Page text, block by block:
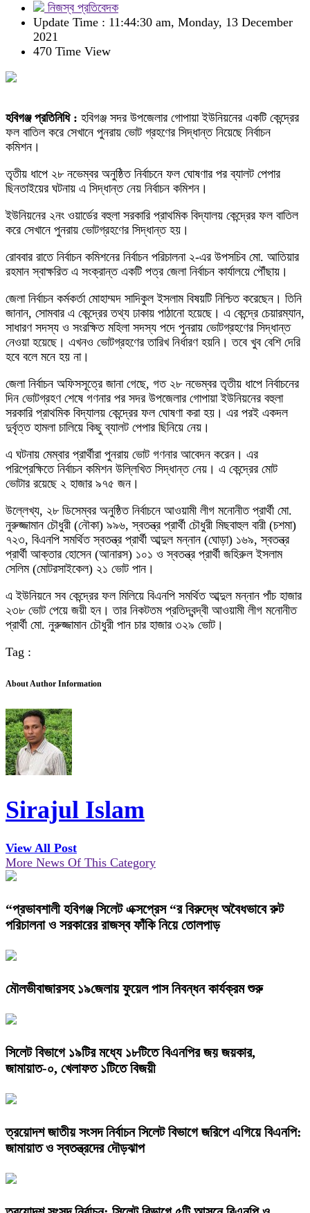
নিজস্ব প্রতিবেদক
Update Time : 11:44:30 am, Monday, 13 December
2021
470 Time View
হবিগঞ্জ প্রতিনিধি : হবিগঞ্জ সদর উপজেলার গোপায়া ইউনিয়নের একটি কেন্দ্রের
ফল বাতিল করে সেখানে পুনরায় ভোট গ্রহণের সিদ্ধান্ত নিয়েছে নির্বাচন
কমিশন।
তৃতীয় ধাপে ২৮ নভেম্বর অনুষ্ঠিত নির্বাচনে ফল ঘোষণার পর ব্যালট পেপার
ছিনতাইয়ের ঘটনায় এ সিদ্ধান্ত নেয় নির্বাচন কমিশন।
ইউনিয়নের ২নং ওয়ার্ডের বহুলা সরকারি প্রাথমিক বিদ্যালয় কেন্দ্রের ফল বাতিল
করে সেখানে পুনরায় ভোটগ্রহণের সিদ্ধান্ত হয়।
রোববার রাতে নির্বাচন কমিশনের নির্বাচন পরিচালনা ২-এর উপসচিব মো. আতিয়ার
রহমান স্বাক্ষরিত এ সংক্রান্ত একটি পত্র জেলা নির্বাচন কার্যালয়ে পৌঁছায়।
জেলা নির্বাচন কর্মকর্তা মোহাম্মদ সাদিকুল ইসলাম বিষয়টি নিশ্চিত করেছেন। তিনি
জানান, সোমবার এ কেন্দ্রের তথ্য ঢাকায় পাঠানো হয়েছে। এ কেন্দ্রে চেয়ারম্যান,
সাধারণ সদস্য ও সংরক্ষিত মহিলা সদস্য পদে পুনরায় ভোটগ্রহণের সিদ্ধান্ত
নেওয়া হয়েছে। এখনও ভোটগ্রহণের তারিখ নির্ধারণ হয়নি। তবে খুব বেশি দেরি
হবে বলে মনে হয় না।
জেলা নির্বাচন অফিসসূত্রে জানা গেছে, গত ২৮ নভেম্বর তৃতীয় ধাপে নির্বাচনের
দিন ভোটগ্রহণ শেষে গণনার পর সদর উপজেলার গোপায়া ইউনিয়নের বহুলা
সরকারি প্রাথমিক বিদ্যালয় কেন্দ্রের ফল ঘোষণা করা হয়। এর পরই একদল
দুর্বৃত্ত হামলা চালিয়ে কিছু ব্যালট পেপার ছিনিয়ে নেয়।
এ ঘটনায় মেম্বার প্রার্থীরা পুনরায় ভোট গণনার আবেদন করেন। এর
পরিপ্রেক্ষিতে নির্বাচন কমিশন উল্লিখিত সিদ্ধান্ত নেয়। এ কেন্দ্রের মোট
ভোটার রয়েছে ২ হাজার ৯৭৫ জন।
উল্লেখ্য, ২৮ ডিসেম্বর অনুষ্ঠিত নির্বাচনে আওয়ামী লীগ মনোনীত প্রার্থী মো.
নুরুজ্জামান চৌধুরী (নৌকা) ৯৯৬, স্বতন্ত্র প্রার্থী চৌধুরী মিছবাহুল বারী (চশমা)
৭২৩, বিএনপি সমর্থিত স্বতন্ত্র প্রার্থী আব্দুল মন্নান (ঘোড়া) ১৬৯, স্বতন্ত্র
প্রার্থী আক্তার হোসেন (আনারস) ১০১ ও স্বতন্ত্র প্রার্থী জহিরুল ইসলাম
সেলিম (মোটরসাইকেল) ২১ ভোট পান।
এ ইউনিয়নে সব কেন্দ্রের ফল মিলিয়ে বিএনপি সমর্থিত আব্দুল মন্নান পাঁচ হাজার
২৩৮ ভোট পেয়ে জয়ী হন। তার নিকটতম প্রতিদ্বন্দ্বী আওয়ামী লীগ মনোনীত
প্রার্থী মো. নুরুজ্জামান চৌধুরী পান চার হাজার ৩২৯ ভোট।
Tag :
About Author Information
Sirajul Islam
View All Post
More News Of This Category
“প্রভাবশালী হবিগঞ্জ সিলেট এক্সপ্রেস “র বিরুদ্ধে অবৈধভাবে রুট
পরিচালনা ও সরকারের রাজস্ব ফাঁকি নিয়ে তোলপাড়
মৌলভীবাজারসহ ১৯জেলায় ফুয়েল পাস নিবন্ধন কার্যক্রম শুরু
সিলেট বিভাগে ১৯টির মধ্যে ১৮টিতে বিএনপির জয় জয়কার,
জামায়াত-০, খেলাফত ১টিতে বিজয়ী
ত্রয়োদশ জাতীয় সংসদ নির্বাচন সিলেট বিভাগে জরিপে এগিয়ে বিএনপি:
জামায়াত ও স্বতন্ত্রদের দৌড়ঝাপ